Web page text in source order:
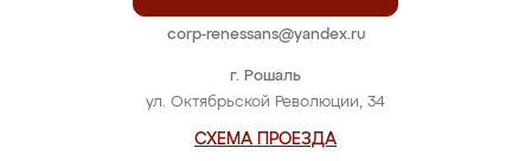
г. Рошаль
ул. Октябрьской Революции, 34
СХЕМА ПРОЕЗДА
corp-renessans@yandex.ru